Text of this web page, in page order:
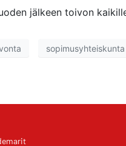
jälkeen toivon
sopimusyhteiskunta